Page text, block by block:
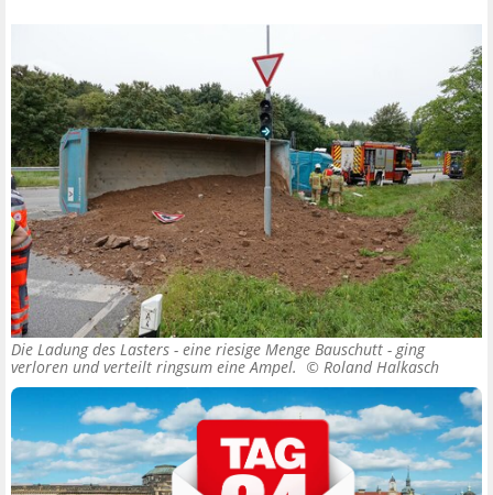
Die Ladung des Lasters - eine riesige Menge Bauschutt - ging
verloren und verteilt ringsum eine Ampel. © Roland Halkasch